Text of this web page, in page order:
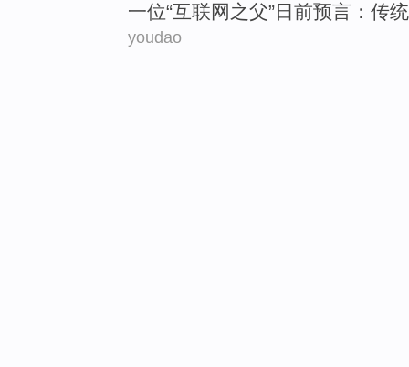
一位“互联网 之父”日前预言：传统
youdao